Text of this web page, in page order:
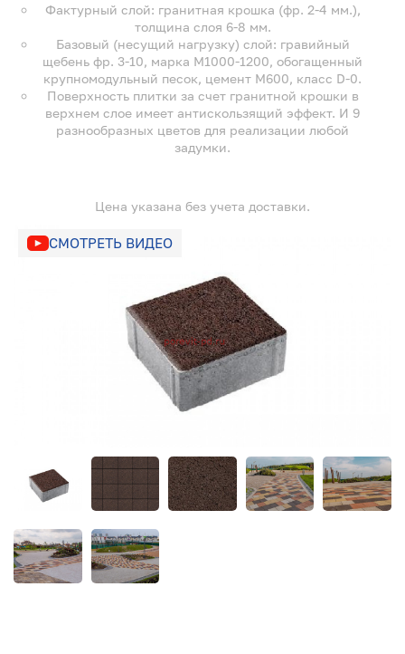
Фактурный слой: гранитная крошка (фр. 2-4 мм.),
толщина слоя 6-8 мм.
Базовый (несущий нагрузку) слой: гравийный
щебень фр. 3-10, марка М1000-1200, обогащенный
крупномодульный песок, цемент М600, класс D-0.
Поверхность плитки за счет гранитной крошки в
верхнем слое имеет антискользящий эффект. И 9
разнообразных цветов для реализации любой
задумки.
Цена указана без учета доставки.
СМОТРЕТЬ ВИДЕО